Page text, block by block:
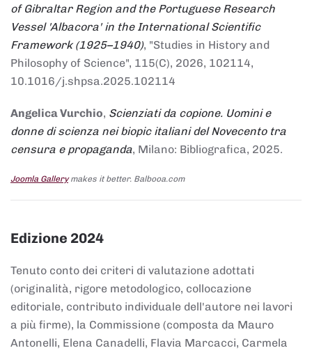
of Gibraltar Region and the Portuguese Research
Vessel 'Albacora' in the International Scientific
Framework (1925–1940), "Studies in History and
Philosophy of Science", 115(C), 2026, 102114,
10.1016/j.shpsa.2025.102114
Angelica Vurchio, Scienziati da copione. Uomini e
donne di scienza nei biopic italiani del Novecento tra
censura e propaganda, Milano: Bibliografica, 2025.
Joomla Gallerymakes it better. Balbooa.com
Edizione 2024
Tenuto conto dei criteri di valutazione adottati
(originalità, rigore metodologico, collocazione
editoriale, contributo individuale dell'autore nei lavori
a più firme), la Commissione (composta da Mauro
Antonelli, Elena Canadelli, Flavia Marcacci, Carmela